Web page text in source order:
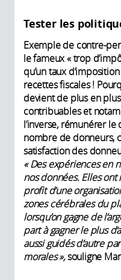
Tester les
Exemple de contre-
le fameux « trop
qu’un taux
recettes fiscales !
devient de plus en
contribuables et
l’inverse, rémunérer
nombre de donneurs,
satisfaction des
« Des expériences en
nos données. Elles
profit d’une
zones cérébrales du
lorsqu’on gagne de
part à gagner le plus
aussi guidés d’autre
morales »,souligne